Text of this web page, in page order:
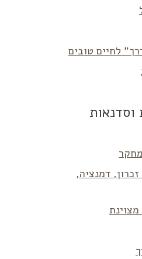
לחיים טובים
וסדנאות
דמנציה,
מצוינת